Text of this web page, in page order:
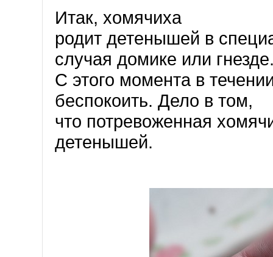
Итак, хомячиха
родит детенышей в
случая домике или
С этого момента в
беспокоить. Дело в том,
что потревоженная
детенышей.